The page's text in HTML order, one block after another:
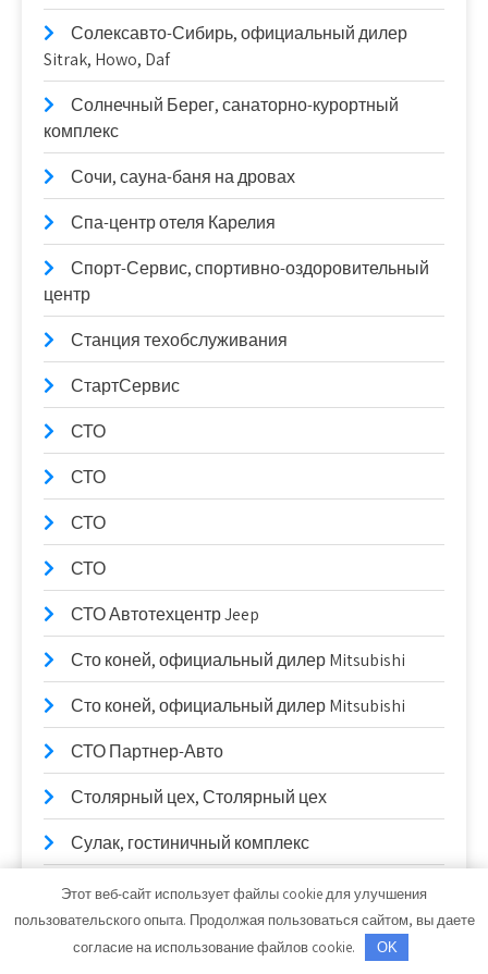
Солексавто-Сибирь, официальный дилер
Sitrak, Howo, Daf
Солнечный Берег, санаторно-курортный
комплекс
Сочи, сауна-баня на дровах
Спа-центр отеля Карелия
Спорт-Сервис, спортивно-оздоровительный
центр
Станция техобслуживания
СтартСервис
СТО
СТО
СТО
СТО
СТО Автотехцентр Jeep
Сто коней, официальный дилер Mitsubishi
Сто коней, официальный дилер Mitsubishi
СТО Партнер-Авто
Столярный цех, Столярный цех
Сулак, гостиничный комплекс
Сывлах, Баня №2
Сывлах, Баня №2
Этот веб-сайт использует файлы cookie для улучшения
пользовательского опыта. Продолжая пользоваться сайтом, вы даете
согласие на использование файлов cookie.
OK